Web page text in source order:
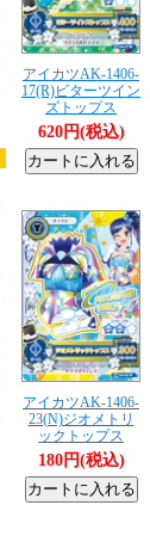
アイカツAK-1406-
17(R)ビターツイン
ズトップス
620円(税込)
アイカツAK-1406-
23(N)ジオメトリ
ックトップス
180円(税込)